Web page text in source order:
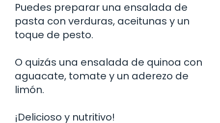
Puedes preparar una ensalada de
pasta con verduras, aceitunas y un
toque de pesto.
O quizás una ensalada de quinoa con
aguacate, tomate y un aderezo de
limón.
¡Delicioso y nutritivo!